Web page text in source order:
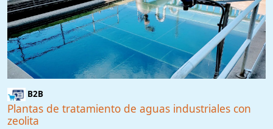
B2B
Plantas de tratamiento de aguas industriales con
zeolita